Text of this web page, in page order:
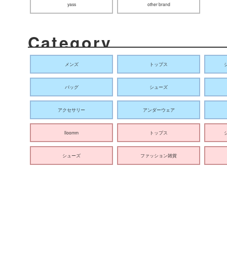
yass other brand
Category
メンズ トップス
バッグ シューズ
アクセサリー アンダーウェア
lloomm トップス
シューズ ファッション雑貨